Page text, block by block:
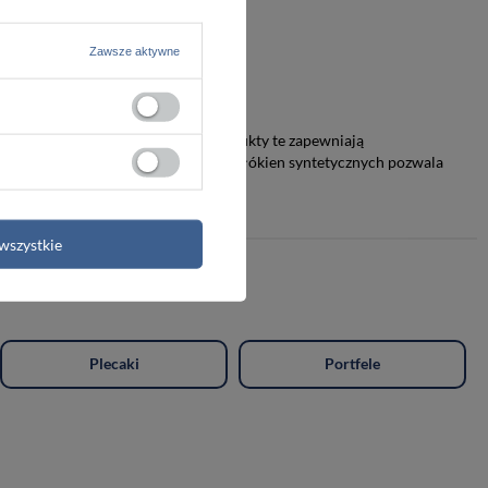
odporności na wilgoć. Produkty te zapewniają
a zarazem wytrzymałych włókien syntetycznych pozwala
Plecaki Portfele
Zawsze aktywne